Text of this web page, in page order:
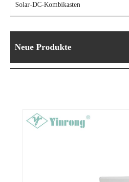
Solar-DC-Kombikasten
Neue Produkte